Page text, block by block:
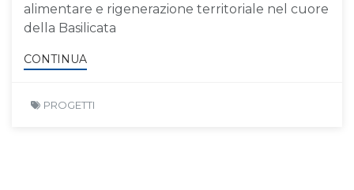
alimentare e rigenerazione territoriale nel cuore
della Basilicata
CONTINUA
PROGETTI